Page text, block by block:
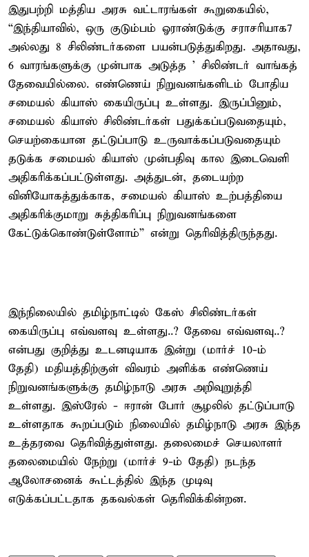
இதுபற்றி மத்திய அரசு வட்டாரங்கள் கூறுகையில்,
“இந்தியாவில், ஒரு குடும்பம் ஓராண்டுக்கு சராசரியாக7
அல்லது 8 சிலிண்டர்களை பயன்படுத்துகிறது. அதாவது,
6 வாரங்களுக்கு முன்பாக அடுத்த ' சிலிண்டர் வாங்கத்
தேவையில்லை. எண்ணெய் நிறுவனங்களிடம் போதிய
சமையல் கியாஸ் கையிருப்பு உள்ளது. இருப்பினும்,
சமையல் கியாஸ் சிலிண்டர்கள் பதுக்கப்படுவதையும்,
செயற்கையான தட்டுப்பாடு உருவாக்கப்படுவதையும்
தடுக்க சமையல் கியாஸ் முன்பதிவு கால இடைவெளி
அதிகரிக்கப்பட்டுள்ளது. அத்துடன், தடையற்ற
வினியோகத்துக்காக, சமையல் கியாஸ் உற்பத்தியை
அதிகரிக்குமாறு சுத்திகரிப்பு நிறுவனங்களை
கேட்டுக்கொண்டுள்ளோம்” என்று தெரிவித்திருந்தது.
இந்நிலையில் தமிழ்நாட்டில் கேஸ் சிலிண்டர்கள்
கையிருப்பு எவ்வளவு உள்ளது..? தேவை எவ்வளவு..?
என்பது குறித்து உடனடியாக இன்று (மார்ச் 10-ம்
தேதி) மதியத்திற்குள் விவரம் அளிக்க எண்ணெய்
நிறுவனங்களுக்கு தமிழ்நாடு அரசு அறிவுறுத்தி
உள்ளது. இஸ்ரேல் - ஈரான் போர் சூழலில் தட்டுப்பாடு
உள்ளதாக கூறப்படும் நிலையில் தமிழ்நாடு அரசு இந்த
உத்தரவை தெரிவித்துள்ளது. தலைமைச் செயலாளர்
தலைமையில் நேற்று (மார்ச் 9-ம் தேதி) நடந்த
ஆலோசனைக் கூட்டத்தில் இந்த முடிவு
எடுக்கப்பட்டதாக தகவல்கள் தெரிவிக்கின்றன.